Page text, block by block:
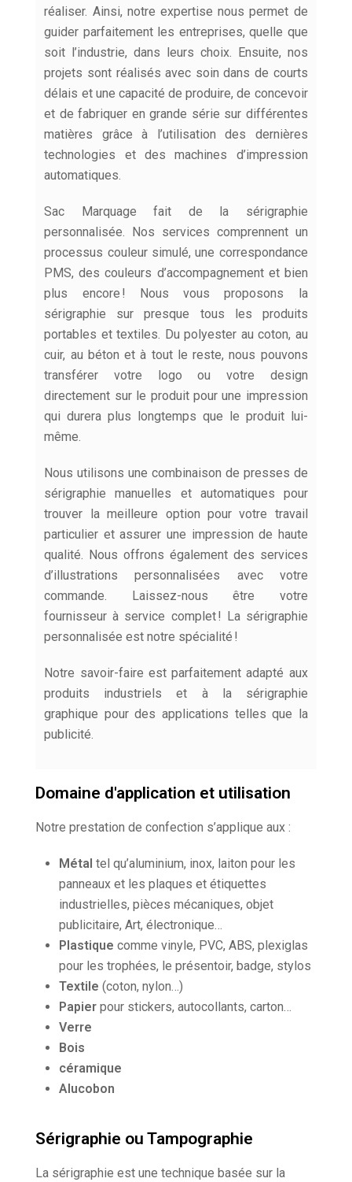
réaliser. Ainsi, notre expertise nous permet de
guider parfaitement les entreprises, quelle que
soit l’industrie, dans leurs choix. Ensuite, nos
projets sont réalisés avec soin dans de courts
délais et une capacité de produire, de concevoir
et de fabriquer en grande série sur différentes
matières grâce à l’utilisation des dernières
technologies et des machines d’impression
automatiques.
Sac Marquage fait de la sérigraphie
personnalisée. Nos services comprennent un
processus couleur simulé, une correspondance
PMS, des couleurs d’accompagnement et bien
plus encore ! Nous vous proposons la
sérigraphie sur presque tous les produits
portables et textiles. Du polyester au coton, au
cuir, au béton et à tout le reste, nous pouvons
transférer votre logo ou votre design
directement sur le produit pour une impression
qui durera plus longtemps que le produit lui-
même.
Nous utilisons une combinaison de presses de
sérigraphie manuelles et automatiques pour
trouver la meilleure option pour votre travail
particulier et assurer une impression de haute
qualité. Nous offrons également des services
d’illustrations personnalisées avec votre
commande. Laissez-nous être votre
fournisseur à service complet ! La sérigraphie
personnalisée est notre spécialité !
Notre savoir-faire est parfaitement adapté aux
produits industriels et à la sérigraphie
graphique pour des applications telles que la
publicité.
Domaine d'application et utilisation
Notre prestation de confection s’applique aux :
Métal tel qu’aluminium, inox, laiton pour les
panneaux et les plaques et étiquettes
industrielles, pièces mécaniques, objet
publicitaire, Art, électronique…
Plastique comme vinyle, PVC, ABS, plexiglas
pour les trophées, le présentoir, badge, stylos
Textile (coton, nylon…)
Papier pour stickers, autocollants, carton…
Verre
Bois
céramique
Alucobon
Sérigraphie ou Tampographie
La sérigraphie est une technique basée sur la